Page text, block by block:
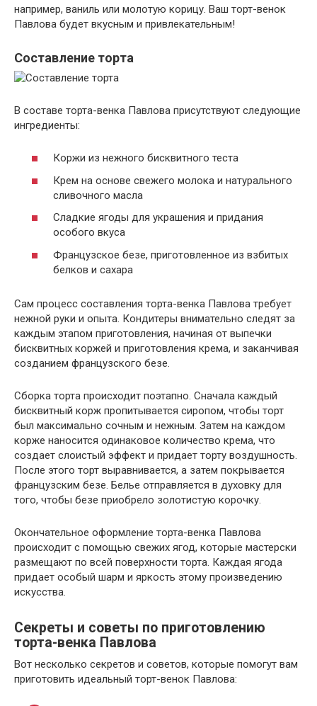
например, ваниль или молотую корицу. Ваш торт-венок
Павлова будет вкусным и привлекательным!
Составление торта
В составе торта-венка Павлова присутствуют следующие
ингредиенты:
Коржи из нежного бисквитного теста
Крем на основе свежего молока и натурального
сливочного масла
Сладкие ягоды для украшения и придания
особого вкуса
Французское безе, приготовленное из взбитых
белков и сахара
Сам процесс составления торта-венка Павлова требует
нежной руки и опыта. Кондитеры внимательно следят за
каждым этапом приготовления, начиная от выпечки
бисквитных коржей и приготовления крема, и заканчивая
созданием французского безе.
Сборка торта происходит поэтапно. Сначала каждый
бисквитный корж пропитывается сиропом, чтобы торт
был максимально сочным и нежным. Затем на каждом
корже наносится одинаковое количество крема, что
создает слоистый эффект и придает торту воздушность.
После этого торт выравнивается, а затем покрывается
французским безе. Белье отправляется в духовку для
того, чтобы безе приобрело золотистую корочку.
Окончательное оформление торта-венка Павлова
происходит с помощью свежих ягод, которые мастерски
размещают по всей поверхности торта. Каждая ягода
придает особый шарм и яркость этому произведению
искусства.
Секреты и советы по приготовлению
торта-венка Павлова
Вот несколько секретов и советов, которые помогут вам
приготовить идеальный торт-венок Павлова: